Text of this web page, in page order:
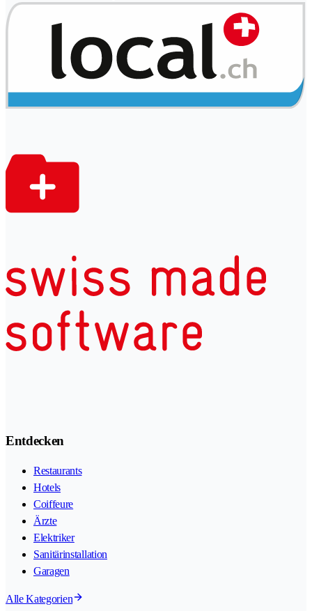
Entdecken
Restaurants
Hotels
Coiffeure
Ärzte
Elektriker
Sanitärinstallation
Garagen
Alle Kategorien